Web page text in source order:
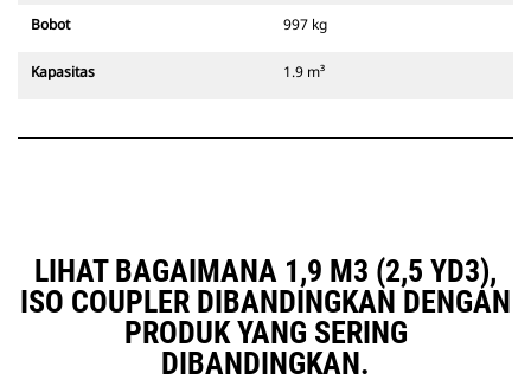
Bobot 997 kg
Kapasitas 1.9 m³
LIHAT BAGAIMANA 1,9 M3 (2,5 YD3),
ISO COUPLER DIBANDINGKAN DENGAN
PRODUK YANG SERING
DIBANDINGKAN.